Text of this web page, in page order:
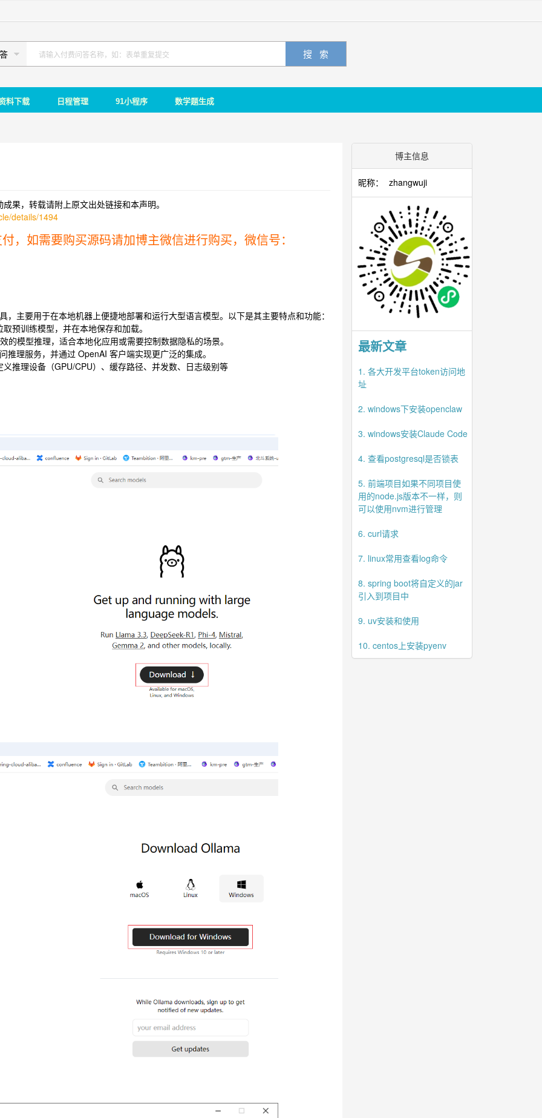
料下载 日程管理 91小程序 数学题生成
果，转载请附上原文出处链接和本声明。
details/1494
，如需要购买源码请加博主微信进行购买，微信号：
主要用于在本地机器上便捷地部署和运行大型语言模型。以下是其主要特点和功能：
预训练模型，并在本地保存和加载。
模型推理，适合本地化应用或需要控制数据隐私的场景。
理服务，并通过 OpenAI 客户端实现更广泛的集成。
推理设备（GPU/CPU）、缓存路径、并发数、日志级别等
博主信息
昵称： zhangwuji
最新文章
1. 各大开发平台token访问地
址
2. windows下安装openclaw
3. windows安装Claude Code
4. 查看postgresql是否锁表
5. 前端项目如果不同项目使
用的node.js版本不一样，则
可以使用nvm进行管理
6. curl请求
7. linux常用查看log命令
8. spring boot将自定义的jar
引入到项目中
9. uv安装和使用
10. centos上安装pyenv